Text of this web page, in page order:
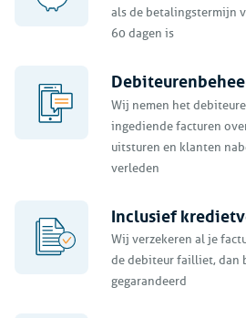
als de betalingstermijn
60 dagen is
Wij nemen het
ingediende facturen
uitsturen en klanten
verleden
Inclusief
Wij verzekeren al je
de debiteur failliet, dan
gegarandeerd